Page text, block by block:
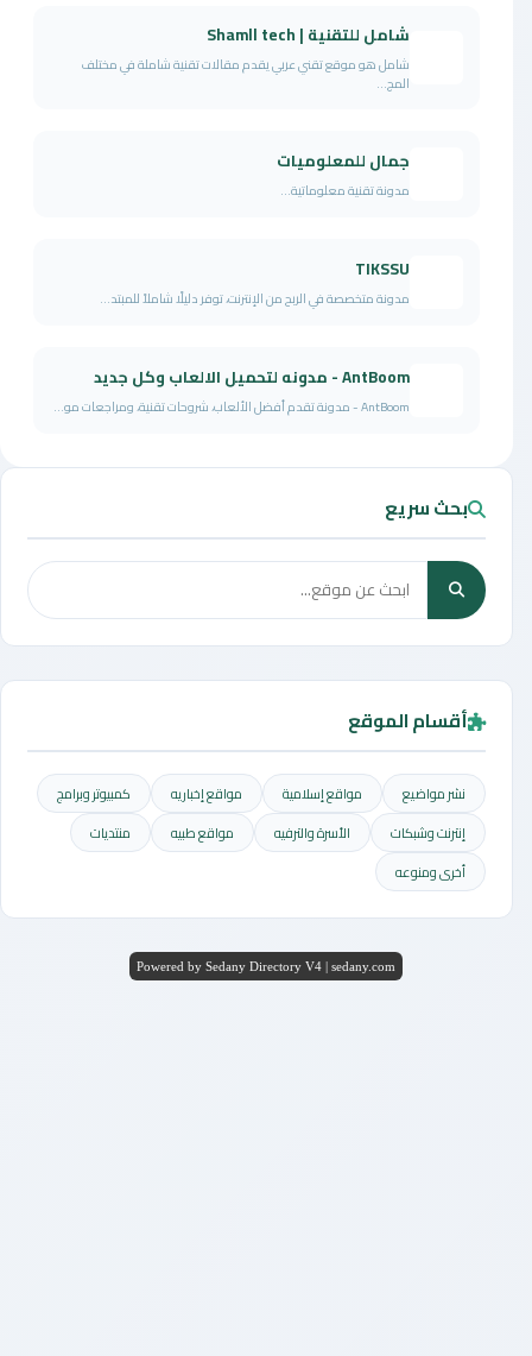
شامل للتقنية | Shamll tech
شامل هو موقع تقني عربي يقدم مقالات تقنية شاملة في مختلف
المج...
جمال للمعلوميات
مدونة تقنية معلوماتية...
TIKSSU
مدونة متخصصة في الربح من الإنترنت، توفر دليلًا شاملاً للمبتد...
AntBoom - مدونه لتحميل الالعاب وكل جديد
AntBoom - مدونة تقدم أفضل الألعاب، شروحات تقنية، ومراجعات مو...
بحث سريع
أقسام الموقع
نشر مواضيع مواقع إسلامية مواقع إخباريه
كمبيوتر وبرامج
إنترنت وشبكات
الأسرة والترفيه مواقع طبيه
منتديات
أخرى ومنوعه
Powered by Sedany Directory V4 | sedany.com